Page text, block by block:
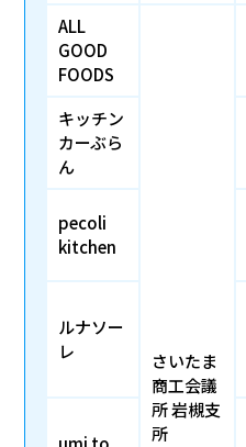
ALL
GOOD
FOODS
さいたま
商工会議
所 岩槻支
所
キッチン
カーぶら
ん
pecoli
kitchen
ルナソー
レ